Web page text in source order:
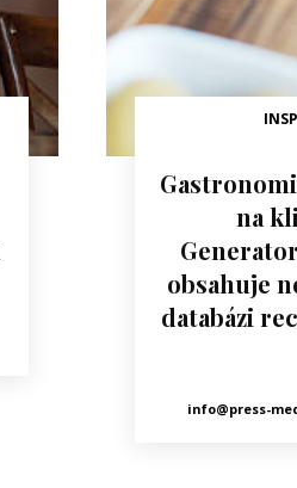
na
obsahuje
databázi
info@press-